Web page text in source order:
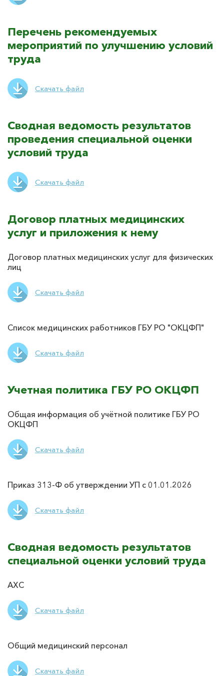
Перечень рекомендуемых
мероприятий по улучшению условий
труда
Скачать файл
Сводная ведомость результатов
проведения специальной оценки
условий труда
Скачать файл
Договор платных медицинских
услуг и приложения к нему
Договор платных медицинских услуг для физических
лиц
Скачать файл
Список медицинских работников ГБУ РО "ОКЦФП"
Скачать файл
Учетная политика ГБУ РО ОКЦФП
Общая информация об учётной политике ГБУ РО
ОКЦФП
Скачать файл
Приказ 313-Ф об утверждении УП с 01.01.2026
Скачать файл
Сводная ведомость результатов
специальной оценки условий труда
АХС
Скачать файл
Общий медицинский персонал
Скачать файл